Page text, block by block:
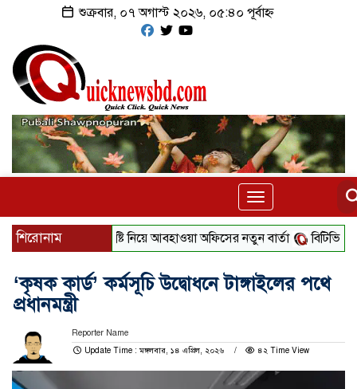
শুক্রবার, ০৭ অগাস্ট ২০২৬, ০৫:৪০ পূর্বাহ্ন
Toggle
navigation
শিরোনাম বৃষ্টি নিয়ে আবহাওয়া অফিসের নতুন বার্তা বিটিভির নতুন
‘কৃষক কার্ড’ কর্মসূচি উদ্বোধনে টাঙ্গাইলের পথে
প্রধানমন্ত্রী
Reporter Name
Update Time : মঙ্গলবার, ১৪ এপ্রিল, ২০২৬
৪২ Time View